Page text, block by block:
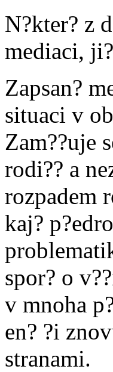
N?kter? z
mediaci,
Zapsan?
situaci v
Zam??uje
rodi?? a
rozpadem
kaj?
spor? o
v mnoha
en? ?i
stranami.